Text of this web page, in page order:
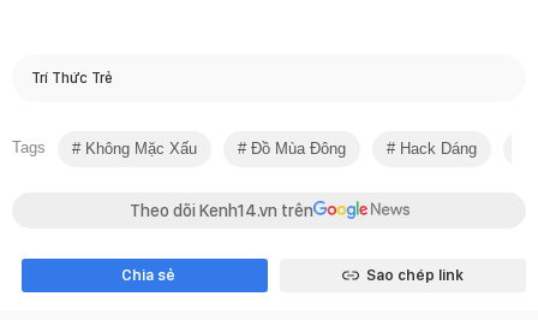
Trí Thức Trẻ
Tags Không Mặc Xấu Đồ Mùa Đông Hack Dáng
Theo dõi Kenh14.vn trên
Chia sẻ Sao chép link